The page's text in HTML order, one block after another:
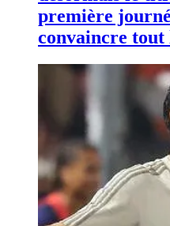
première
convaincre tout